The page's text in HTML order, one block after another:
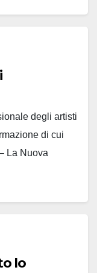
degli artisti
di cui
La Nuova
lo